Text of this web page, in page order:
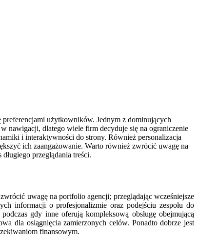
użytkowników. Jednym z dominujących
nawigacji, dlatego wiele firm decyduje się na ograniczenie
i interaktywności do strony. Również personalizacja
ich zaangażowanie. Warto również zwrócić uwagę na
przeglądania treści.
uwagę na portfolio agencji; przeglądając wcześniejsze
informacji o profesjonalizmie oraz podejściu zespołu do
gdy inne oferują kompleksową obsługę obejmującą
dla osiągnięcia zamierzonych celów. Ponadto dobrze jest
finansowym.